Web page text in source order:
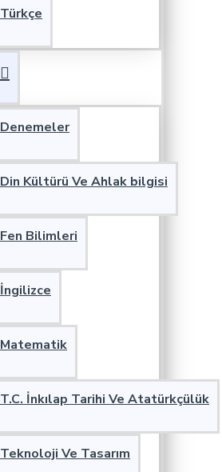
Türkçe
Denemeler
Din Kültürü Ve Ahlak bilgisi
Fen Bilimleri
İngilizce
Matematik
T.C. İnkılap Tarihi Ve Atatürkçülük
Teknoloji Ve Tasarım